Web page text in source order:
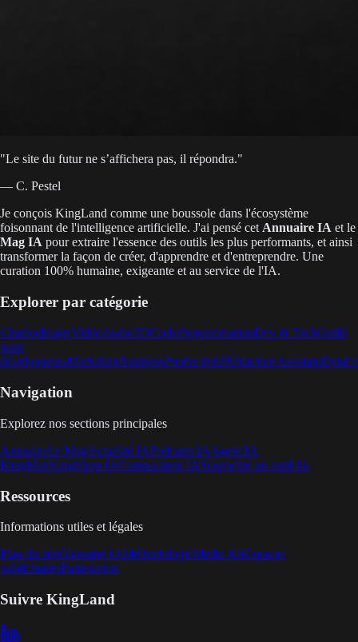
"Le site du futur ne s’affichera pas, il répondra."
— C. Pestel
Je conçois KingLand comme une boussole dans l'écosystème
foisonnant de l'intelligence artificielle. J'ai pensé cet Annuaire IA et le
Mag IA pour extraire l'essence des outils les plus performants, et ainsi
transformer la façon de créer, d'apprendre et d'entreprendre. Une
curation 100% humaine, exigeante et au service de l'IA.
Explorer par catégorie
ChatbotImageVidéoAudio3DCodeProgrammationDev & TechOutils
pour
développeursMarketingBusinessProductivitéRédactionAssistantData
Navigation
Explorez nos sections principales
AnnuaireLe MagActualité IAPodcasts IAAgent IA
KingManKingShop IAComparateur IASoumettre un outil IA
Ressources
Informations utiles et légales
Plan du siteGlossaire IAMéthodologieMedia KitEspaces
publicitairesPartenariats
Suivre KingLand